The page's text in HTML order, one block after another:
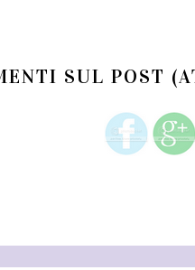
SUL POST